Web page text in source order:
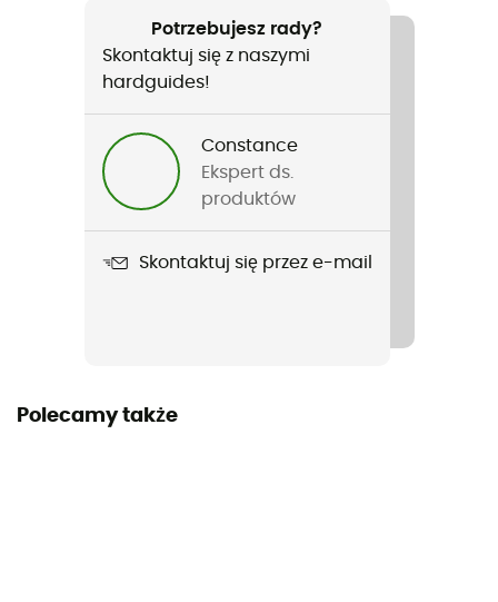
Potrzebujesz rady?
Skontaktuj się z naszymi
hardguides!
Constance
Ekspert ds.
produktów
Skontaktuj się przez e-mail
Polecamy także